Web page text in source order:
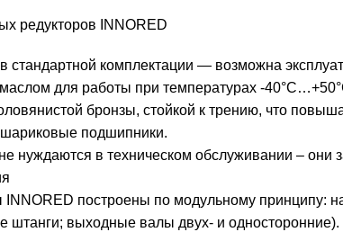
редукторов INNORED
стандартной комплектации — возможна
для работы при температурах -
бронзы, стойкой к трению, что
подшипники.
нуждаются в техническом обслуживании – они
построены по модульному принципу:
штанги; выходные валы двух- и